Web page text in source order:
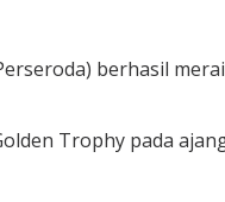
berhasil
Trophy pada